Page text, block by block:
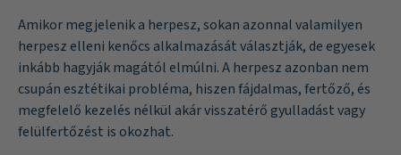
Amikor megjelenik a herpesz, sokan azonnal valamilyen
herpesz elleni kenőcs alkalmazását választják, de egyesek
inkább hagyják magától elmúlni. A herpesz azonban nem
csupán esztétikai probléma, hiszen fájdalmas, fertőző, és
megfelelő kezelés nélkül akár visszatérő gyulladást vagy
felülfertőzést is okozhat.